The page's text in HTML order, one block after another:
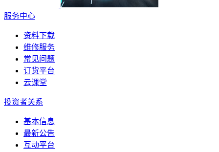
服务中心
资料下载
维修服务
常见问题
订货平台
云课堂
投资者关系
基本信息
最新公告
互动平台